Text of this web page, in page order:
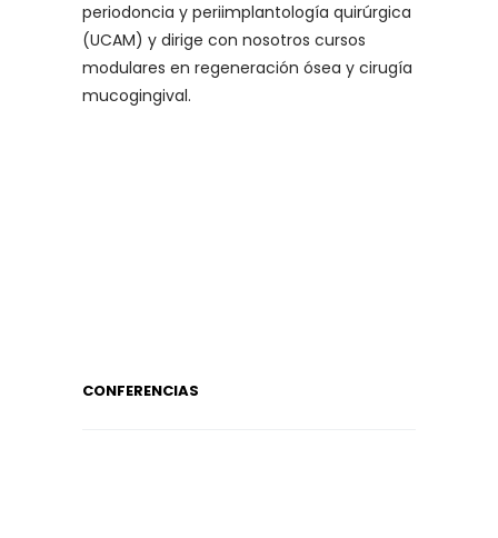
periodoncia y periimplantología quirúrgica
(UCAM) y dirige con nosotros cursos
modulares en regeneración ósea y cirugía
mucogingival.
CONFERENCIAS